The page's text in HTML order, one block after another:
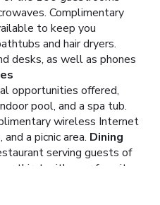
Complimentary
to keep you
and hair dryers.
desks, as well as phones
opportunities offered,
pool, and a spa tub.
wireless Internet
a picnic area. Dining
serving guests of
thirst with your favorite